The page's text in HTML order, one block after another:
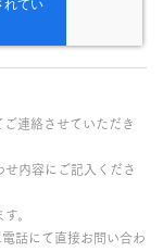
連絡させていただき
内容にご記入くださ
。
話にて直接お問い合わ